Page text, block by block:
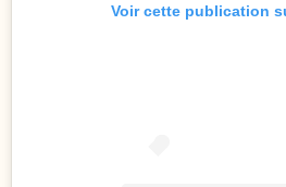
Voir cette publication